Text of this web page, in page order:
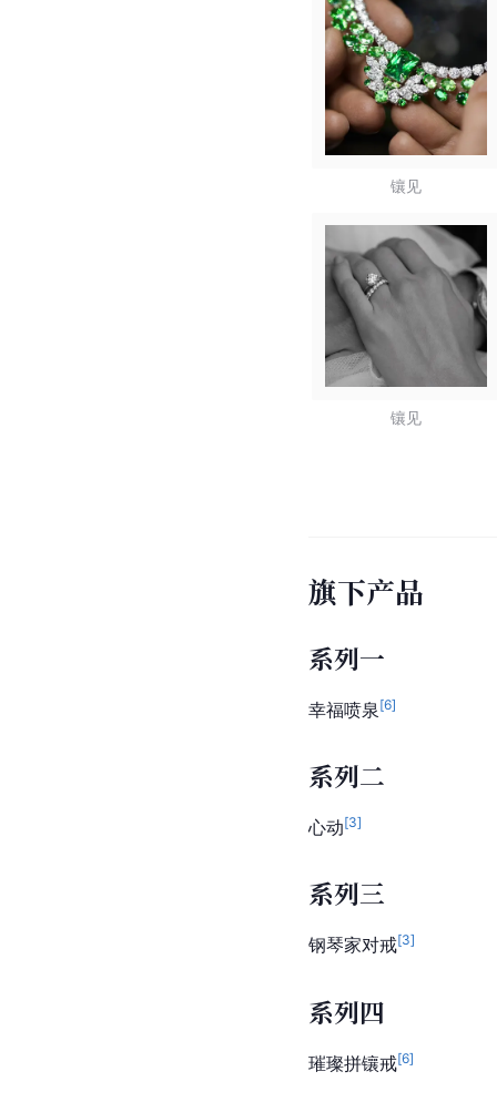
镶见
镶见
旗下产品
系列一
幸福喷泉 [6]
系列二
心动[3]
系列三
钢琴家对戒[3]
系列四
璀璨拼镶戒[6]